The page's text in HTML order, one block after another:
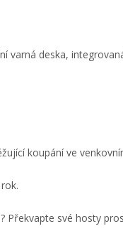
varná deska,
koupání ve
Překvapte své hosty